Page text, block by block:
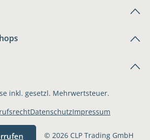
inkl. gesetzl. Mehrwertsteuer.
© 2026 CLP Trading GmbH
DatenschutzImpressum